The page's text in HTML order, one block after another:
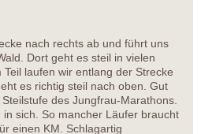
nach rechts ab und führt uns
Dort geht es steil in vielen
laufen wir entlang der Strecke
es richtig steil nach oben. Gut
des Jungfrau-Marathons.
sich. So mancher Läufer braucht
einen KM. Schlagartig